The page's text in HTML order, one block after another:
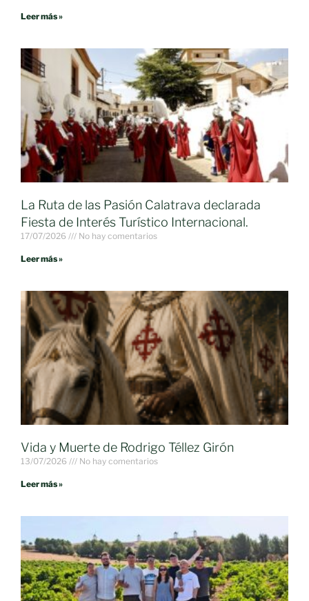
Leer más »
La Ruta de las Pasión Calatrava declarada
Fiesta de Interés Turístico Internacional.
17/07/2026 No hay comentarios
Leer más »
Vida y Muerte de Rodrigo Téllez Girón
13/07/2026 No hay comentarios
Leer más »